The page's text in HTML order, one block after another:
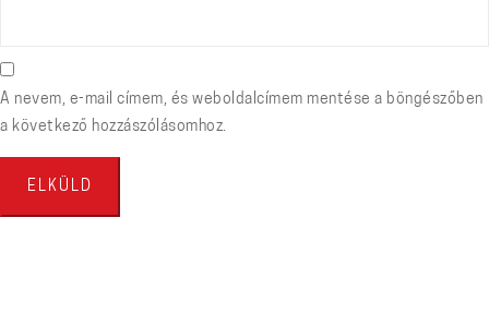
A nevem, e-mail címem, és weboldalcímem mentése a böngészőben
a következő hozzászólásomhoz.